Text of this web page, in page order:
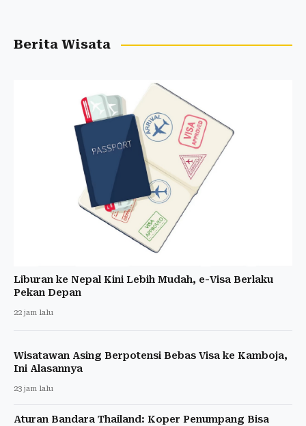
Berita Wisata
Liburan ke Nepal Kini Lebih Mudah, e-Visa Berlaku
Pekan Depan
22 jam lalu
Wisatawan Asing Berpotensi Bebas Visa ke Kamboja,
Ini Alasannya
23 jam lalu
Aturan Bandara Thailand: Koper Penumpang Bisa